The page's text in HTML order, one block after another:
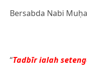
Bersabda Nabi
“Tadbīr ialah